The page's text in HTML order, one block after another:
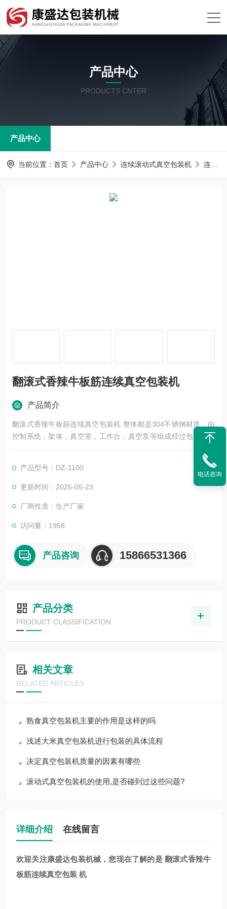
产品中心
PRODUCTS CNTER
产品中心
当前位置： 首页 产品中心 连续滚动式真空包装机 连续翻滚式真空包装机
翻滚式香辣牛板筋连续真空包装机
产品简介
翻滚式香辣牛板筋连续真空包装机 整体都是304不锈钢材质，由
控制系统，架体，真空室，工作台，真空泵等组成经过包装后的
产品防止氧化、腐变、虫蛀、受潮、可保质、保鲜而延长产品的
产品型号：DZ-1100
更新时间：2026-05-23
厂商性质：生产厂家
访问量：1958
产品咨询 15866531366
产品分类
PRODUCT CLASSIFICATION
相关文章
RELATED ARTICLES
熟食真空包装机主要的作用是这样的吗
浅述大米真空包装机进行包装的具体流程
决定真空包装机质量的因素有哪些
滚动式真空包装机的使用,是否碰到过这些问题?
详细介绍 在线留言
欢迎关注康盛达包装机械，您现在了解的是 翻滚式香辣牛
板筋连续真空包装 机
电话咨询